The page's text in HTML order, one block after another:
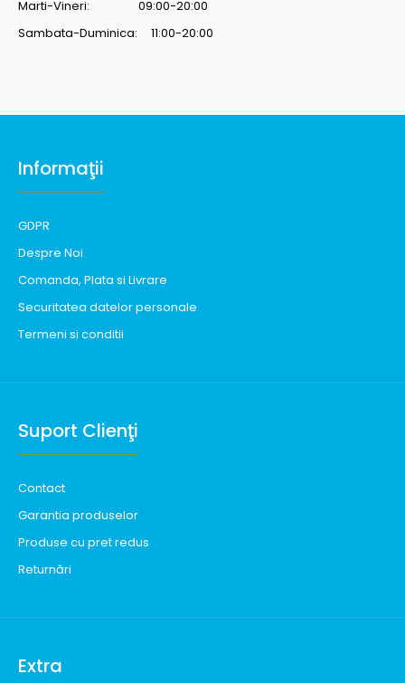
Marti-Vineri: 09:00-20:00
Sambata-Duminica: 11:00-20:00
Informaţii
GDPR
Despre Noi
Comanda, Plata si Livrare
Securitatea datelor personale
Termeni si conditii
Suport Clienţi
Contact
Garantia produselor
Produse cu pret redus
Returnări
Extra